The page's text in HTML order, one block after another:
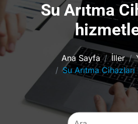
Su Arıtma
Ana Sayfa İller
Su Arıtma